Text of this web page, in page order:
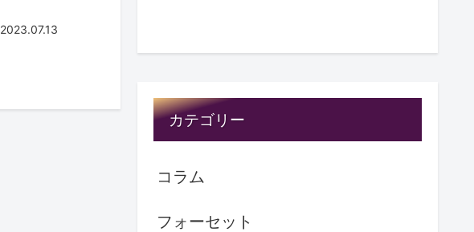
2023.07.13
カテゴリー
コラム
フォーセット